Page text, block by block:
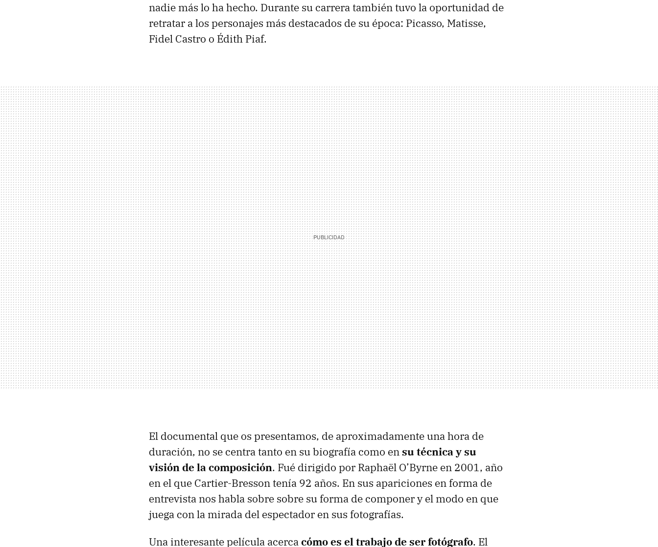
nadie más lo ha hecho. Durante su carrera también tuvo la oportunidad de
retratar a los personajes más destacados de su época: Picasso, Matisse,
Fidel Castro o Édith Piaf.
El documental que os presentamos, de aproximadamente una hora de
duración, no se centra tanto en su biografía como ensu técnica y su
visión de la composición. Fué dirigido por Raphaël O’Byrne en 2001, año
en el que Cartier-Bresson tenía 92 años. En sus apariciones en forma de
entrevista nos habla sobre sobre su forma de componer y el modo en que
juega con la mirada del espectador en sus fotografías.
Una interesante película acercacómo es el trabajo de ser fotógrafo. El